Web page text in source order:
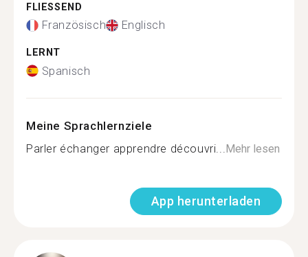
FLIESSEND
Französisch Englisch
LERNT
Spanisch
Meine Sprachlernziele
Parler échanger apprendre découvri... Mehr lesen
App herunterladen